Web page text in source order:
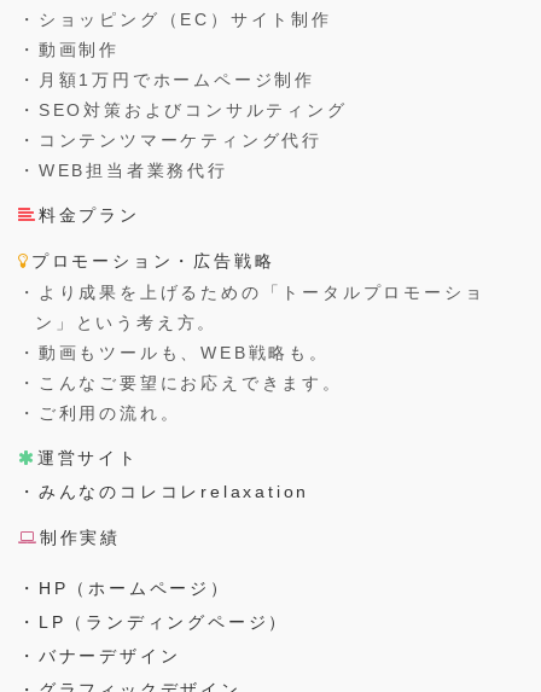
・ショッピング（EC）サイト制作
・動画制作
・月額1万円でホームページ制作
・SEO対策およびコンサルティング
・コンテンツマーケティング代行
・WEB担当者業務代行
料金プラン
プロモーション・広告戦略
・より成果を上げるための「トータルプロモーショ
ン」という考え方。
・動画もツールも、WEB戦略も。
・こんなご要望にお応えできます。
・ご利用の流れ。
運営サイト
・みんなのコレコレrelaxation
制作実績
・HP（ホームページ）
・LP（ランディングページ）
・バナーデザイン